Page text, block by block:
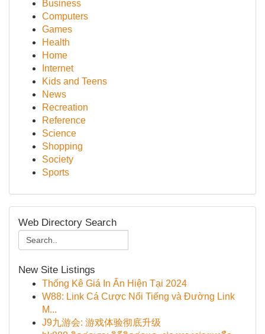
Business
Computers
Games
Health
Home
Internet
Kids and Teens
News
Recreation
Reference
Science
Shopping
Society
Sports
Web Directory Search
New Site Listings
Thống Kê Giá In Ấn Hiện Tại 2024
W88: Link Cá Cược Nổi Tiếng và Đường Link
M...
J9九游会: 游戏体验彻底升级